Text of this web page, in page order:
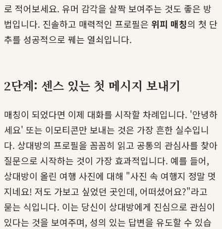
로 적어보세요. 유머 감각을 살짝 보여주는 것도 좋은 방
법입니다. 진솔하고 매력적인 프로필은 위피 매칭의 첫 단
추를 성공적으로 꿰는 열쇠입니다.
2단계: 센스 있는 첫 메시지 보내기
매칭이 되었다면 이제 대화를 시작할 차례입니다. '안녕하
세요' 또는 이모티콘만 보내는 것은 가장 흔한 실수입니
다. 상대방의 프로필을 꼼꼼히 읽고 공통의 관심사를 찾아
질문으로 시작하는 것이 가장 효과적입니다. 예를 들어,
상대방이 올린 여행 사진에 대해 "사진 속 여행지 정말 멋
지네요! 저도 가보고 싶었던 곳인데, 어떠셨어요?"라고
묻는 식입니다. 이는 당신이 상대방에게 진심으로 관심이
있다는 것을 보여주며, 성의 있는 답변을 유도할 수 있습